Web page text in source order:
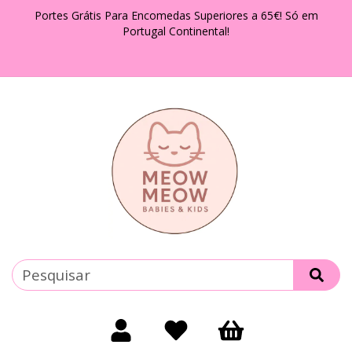
Portes Grátis Para Encomedas Superiores a 65€! Só em
Portugal Continental!